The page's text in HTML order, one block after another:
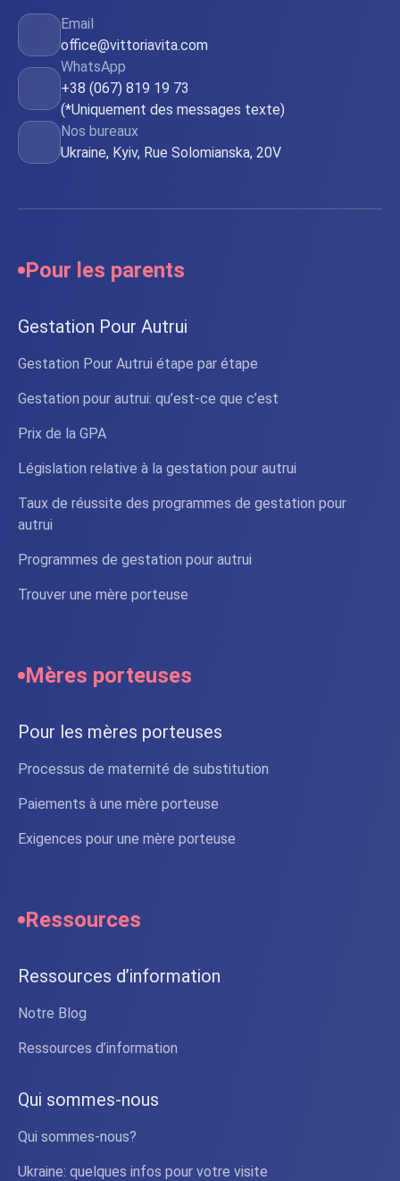
Email
office@vittoriavita.com
WhatsApp
+38 (067) 819 19 73
(*Uniquement des messages texte)
Nos bureaux
Ukraine, Kyiv, Rue Solomianska, 20V
Pour les parents
Gestation Pour Autrui
Gestation Pour Autrui étape par étape
Gestation pour autrui: qu’est-ce que c’est
Prix de la GPA
Législation relative à la gestation pour autrui
Taux de réussite des programmes de gestation pour
autrui
Programmes de gestation pour autrui
Trouver une mère porteuse
Mères porteuses
Pour les mères porteuses
Processus de maternité de substitution
Paiements à une mère porteuse
Exigences pour une mère porteuse
Ressources
Ressources d’information
Notre Blog
Ressources d’information
Qui sommes-nous
Qui sommes-nous?
Ukraine: quelques infos pour votre visite